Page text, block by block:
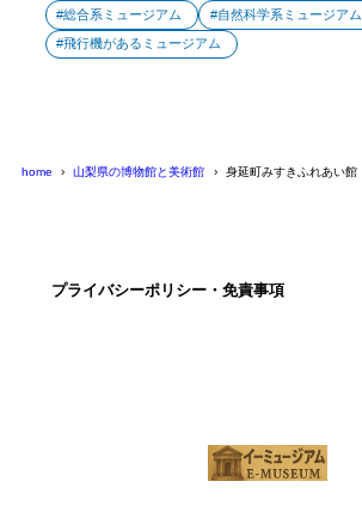
総合系ミュージアム 自然科学系ミュージアム
飛行機があるミュージアム
home 山梨県の博物館と美術館 身延町みすきふれあい館
プライバシーポリシー・免責事項